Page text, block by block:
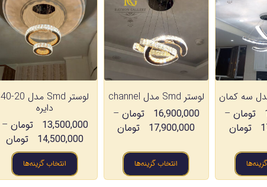
تومان –
تومان
لوستر Smd مدل channel
16,900,000
تومان –
17,900,000
تومان
انتخاب گزینه‌ها
لوستر Smd مدل 20-40
دایره
13,500,000
تومان –
14,500,000
تومان
انتخاب گزینه‌ها